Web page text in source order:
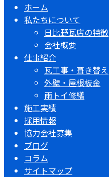
ホーム
私たちについて
日比野瓦店の特徴
会社概要
仕事紹介
瓦工事・葺き替え
外壁・屋根板金
雨トイ修繕
施工実績
採用情報
協力会社募集
ブログ
コラム
サイトマップ